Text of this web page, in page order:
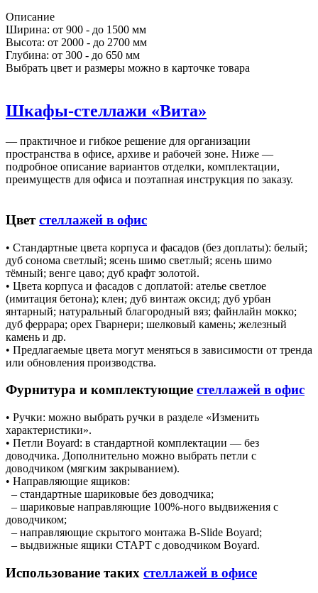
Описание
Ширина: от 900 - до 1500 мм
Высота: от 2000 - до 2700 мм
Глубина: от 300 - до 650 мм
Выбрать цвет и размеры можно в карточке товара
Шкафы-стеллажи «Вита»
— практичное и гибкое решение для организации
пространства в офисе, архиве и рабочей зоне. Ниже —
подробное описание вариантов отделки, комплектации,
преимуществ для офиса и поэтапная инструкция по заказу.
Цветстеллажей в офис
• Стандартные цвета корпуса и фасадов (без доплаты): белый;
дуб сонома светлый; ясень шимо светлый; ясень шимо
тёмный; венге цаво; дуб крафт золотой.
• Цвета корпуса и фасадов с доплатой: ателье светлое
(имитация бетона); клен; дуб винтаж оксид; дуб урбан
янтарный; натуральный благородный вяз; файнлайн мокко;
дуб феррара; орех Гварнери; шелковый камень; железный
камень и др.
• Предлагаемые цвета могут меняться в зависимости от тренда
или обновления производства.
Фурнитура и комплектующие стеллажей в офис
• Ручки: можно выбрать ручки в разделе «Изменить
характеристики».
• Петли Boyard: в стандартной комплектации — без
доводчика. Дополнительно можно выбрать петли с
доводчиком (мягким закрыванием).
• Направляющие ящиков:
– стандартные шариковые без доводчика;
– шариковые направляющие 100%-ного выдвижения с
доводчиком;
– направляющие скрытого монтажа B-Slide Boyard;
– выдвижные ящики СТАРТ с доводчиком Boyard.
Использование таких стеллажей в офисе